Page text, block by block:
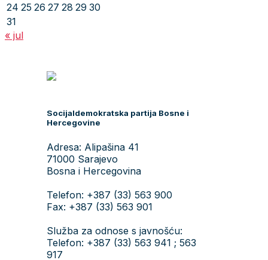
24 25 26 27 28 29 30
31
« jul
Socijaldemokratska partija Bosne i
Hercegovine
Adresa: Alipašina 41
71000 Sarajevo
Bosna i Hercegovina
Telefon: +387 (33) 563 900
Fax: +387 (33) 563 901
Služba za odnose s javnošću:
Telefon: +387 (33) 563 941 ; 563
917